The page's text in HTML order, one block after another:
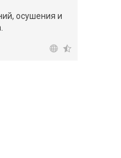
осушения и